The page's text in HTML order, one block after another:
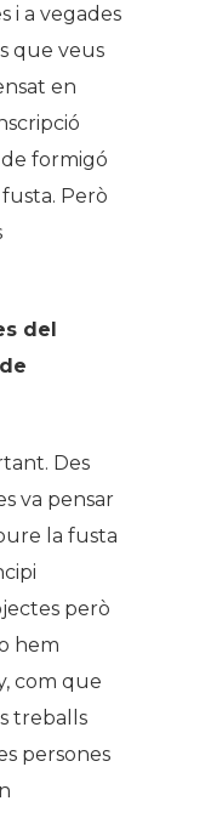
i a vegades
que veus
en
formigó
Però
del
Des
va pensar
la fusta
però
hem
com que
treballs
persones